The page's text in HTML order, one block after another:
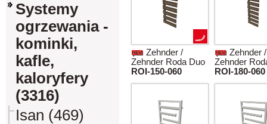
Systemy
ogrzewania -
kominki,
kafle,
kaloryfery
(3316)
Isan (469)
Zehnder /
Zehnder Roda Duo
ROI-150-060
Zehnder /
Zehnder
ROI-180-060